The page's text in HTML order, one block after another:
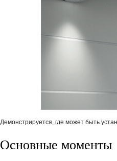
Демонстрируется, где может быть
Основные моменты